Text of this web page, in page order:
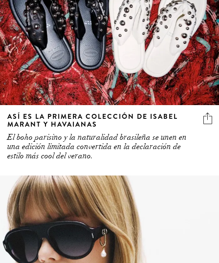
ASÍ ES LA PRIMERA COLECCIÓN DE ISABEL
MARANT Y HAVAIANAS
El boho parisino y la naturalidad brasileña se unen en
una edición limitada convertida en la declaración de
estilo más cool del verano.